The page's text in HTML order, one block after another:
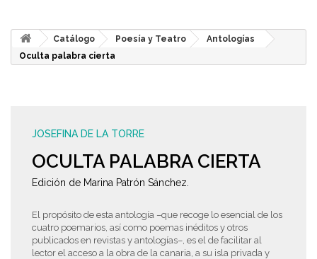
Catálogo Poesía y Teatro
Antologías
Oculta palabra cierta
JOSEFINA DE LA TORRE
OCULTA PALABRA CIERTA
Edición de Marina Patrón Sánchez.
El propósito de esta antología –que recoge lo esencial de los
cuatro poemarios, así como poemas inéditos y otros
publicados en revistas y antologías–, es el de facilitar al
lector el acceso a la obra de la canaria, a su isla privada y